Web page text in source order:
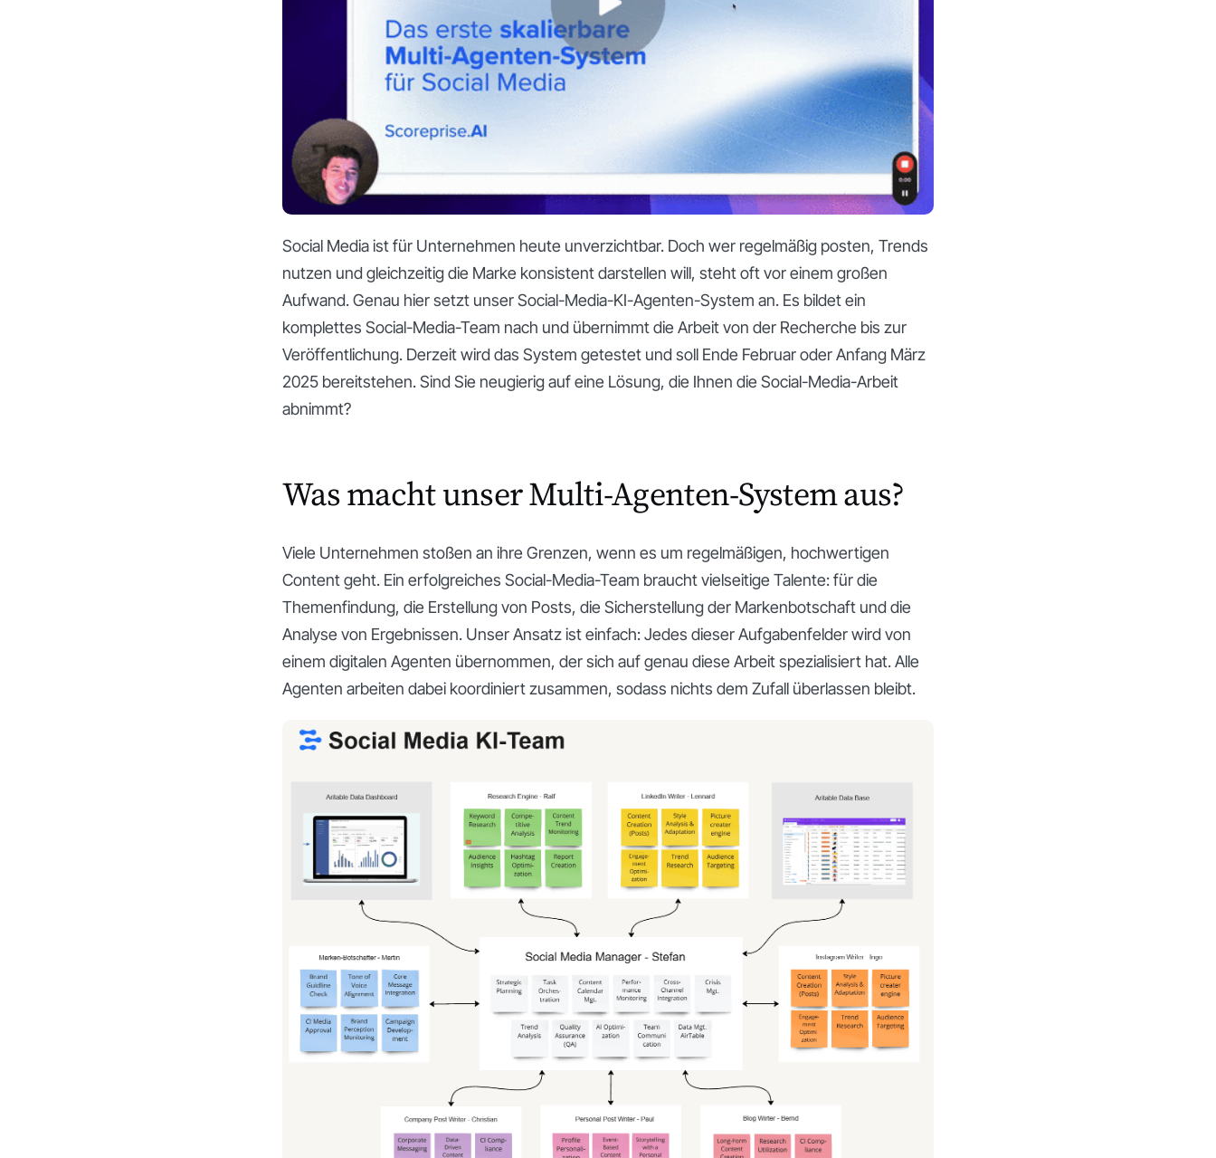
Social Media ist für Unternehmen heute unverzichtbar. Doch wer regelmäßig posten, Trends
nutzen und gleichzeitig die Marke konsistent darstellen will, steht oft vor einem großen
Aufwand. Genau hier setzt unser Social-Media-KI-Agenten-System an. Es bildet ein
komplettes Social-Media-Team nach und übernimmt die Arbeit von der Recherche bis zur
Veröffentlichung. Derzeit wird das System getestet und soll Ende Februar oder Anfang März
2025 bereitstehen. Sind Sie neugierig auf eine Lösung, die Ihnen die Social-Media-Arbeit
abnimmt?
Was macht unser Multi-Agenten-System aus?
Viele Unternehmen stoßen an ihre Grenzen, wenn es um regelmäßigen, hochwertigen
Content geht. Ein erfolgreiches Social-Media-Team braucht vielseitige Talente: für die
Themenfindung, die Erstellung von Posts, die Sicherstellung der Markenbotschaft und die
Analyse von Ergebnissen. Unser Ansatz ist einfach: Jedes dieser Aufgabenfelder wird von
einem digitalen Agenten übernommen, der sich auf genau diese Arbeit spezialisiert hat. Alle
Agenten arbeiten dabei koordiniert zusammen, sodass nichts dem Zufall überlassen bleibt.